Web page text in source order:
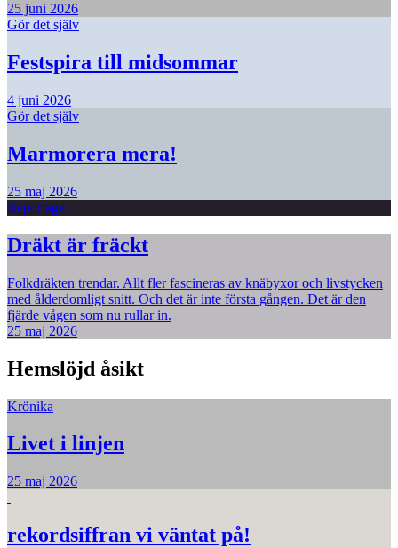
25 juni 2026
Gör det själv
Festspira till midsommar
4 juni 2026
Gör det själv
Marmorera mera!
25 maj 2026
Reportage
Dräkt är fräckt
Folkdräkten trendar. Allt fler fascineras av knäbyxor och livstycken
med ålderdomligt snitt. Och det är inte första gången. Det är den
fjärde vågen som nu rullar in.
25 maj 2026
Hemslöjd åsikt
Krönika
Livet i linjen
25 maj 2026
rekordsiffran vi väntat på!